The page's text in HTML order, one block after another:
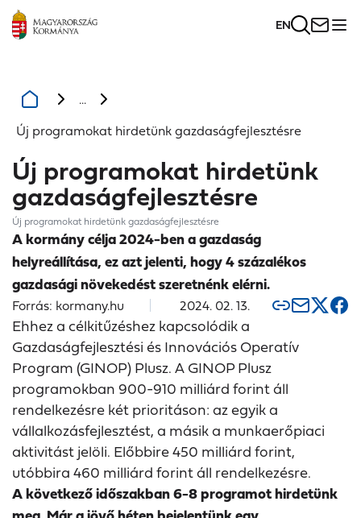
EN
...
Új programokat hirdetünk gazdaságfejlesztésre
Új programokat hirdetünk
gazdaságfejlesztésre
Új programokat hirdetünk gazdaságfejlesztésre
A kormány célja 2024-ben a gazdaság
helyreállítása, ez azt jelenti, hogy 4 százalékos
gazdasági növekedést szeretnénk elérni.
Forrás: kormany.hu 2024. 02. 13.
Ehhez a célkitűzéshez kapcsolódik a
Gazdaságfejlesztési és Innovációs Operatív
Program (GINOP) Plusz. A GINOP Plusz
programokban 900-910 milliárd forint áll
rendelkezésre két prioritáson: az egyik a
vállalkozásfejlesztést, a másik a munkaerőpiaci
aktivitást jelöli. Előbbire 450 milliárd forint,
utóbbira 460 milliárd forint áll rendelkezésre.
A következő időszakban 6-8 programot hirdetünk